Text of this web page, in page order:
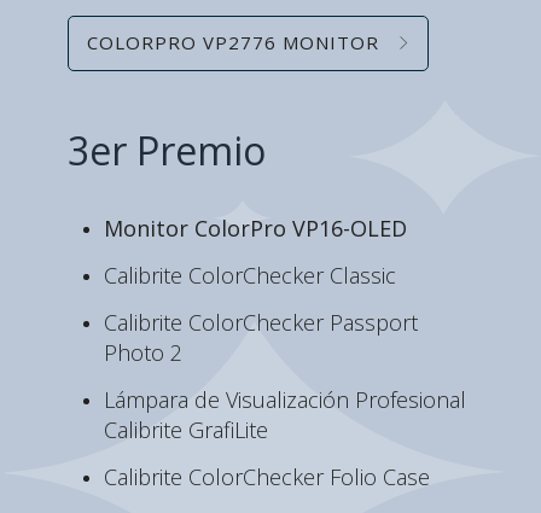
COLORPRO VP2776 MONITOR
3er Premio
Monitor ColorPro VP16-OLED
Calibrite ColorChecker Classic
Calibrite ColorChecker Passport
Photo 2
Lámpara de Visualización Profesional
Calibrite GrafiLite
Calibrite ColorChecker Folio Case